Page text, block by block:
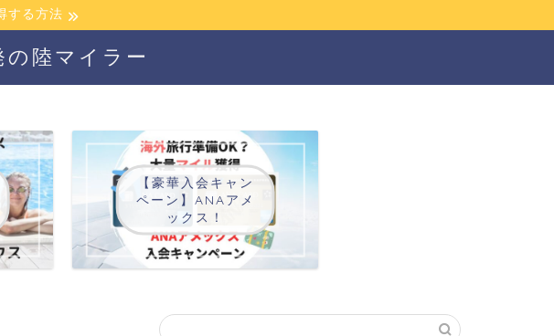
する方法
陸マイラー
【豪華入会キャン
ペーン】ANAアメ
ックス！